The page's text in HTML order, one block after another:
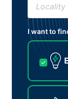
I want to